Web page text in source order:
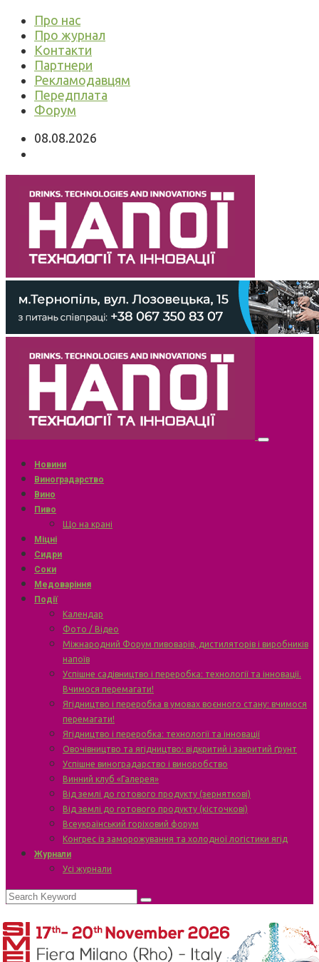
Про нас
Про журнал
Контакти
Партнери
Рекламодавцям
Передплата
Форум
08.08.2026
Новини
Виноградарство
Вино
Пиво
Що на крані
Міцні
Сидри
Соки
Медоваріння
Події
Календар
Фото / Відео
Міжнародний Форум пивоварів, дистиляторів і виробників
напоїв
Успішне садівництво і переробка: технології та інновації.
Вчимося перемагати!
Ягідництво і переробка в умовах воєнного стану: вчимося
перемагати!
Ягідництво і переробка: технології та інновації
Овочівництво та ягідництво: відкритий і закритий ґрунт
Успішне виноградарство і виноробство
Винний клуб «Галерея»
Від землі до готового продукту (зерняткові)
Від землі до готового продукту (кісточкові)
Всеукраїнський горіховий форум
Конгрес із заморожування та холодної логістики ягід
Журнали
Усі журнали